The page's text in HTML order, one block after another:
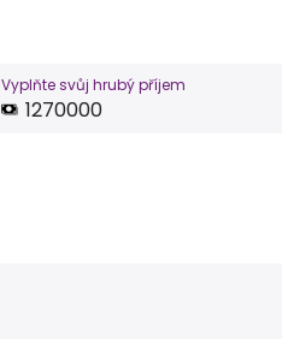
Vyplňte svůj hrubý příjem